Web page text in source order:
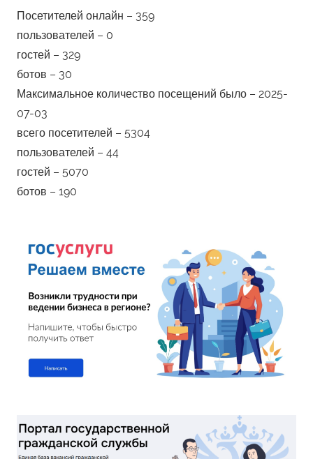
Посетителей онлайн – 359
пользователей – 0
гостей – 329
ботов – 30
Максимальное количество посещений было – 2025-
07-03
всего посетителей – 5304
пользователей – 44
гостей – 5070
ботов – 190